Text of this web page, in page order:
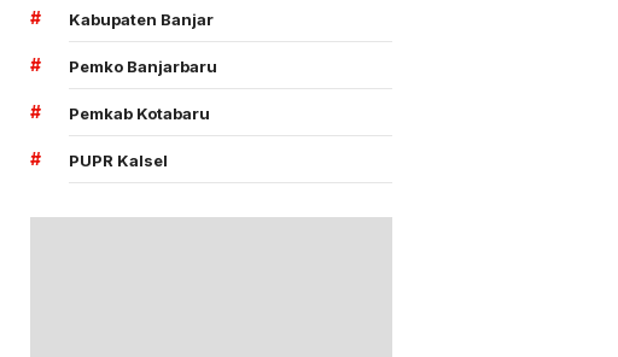
# Kabupaten Banjar
# Pemko Banjarbaru
# Pemkab Kotabaru
# PUPR Kalsel